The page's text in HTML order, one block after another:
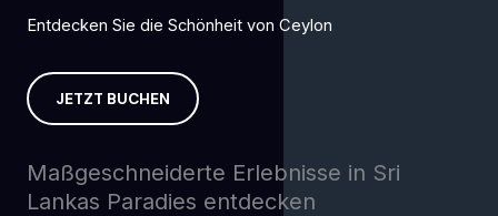
Entdecken Sie die Schönheit von Ceylon
JETZT BUCHEN
Maßgeschneiderte Erlebnisse in Sri
Lankas Paradies entdecken